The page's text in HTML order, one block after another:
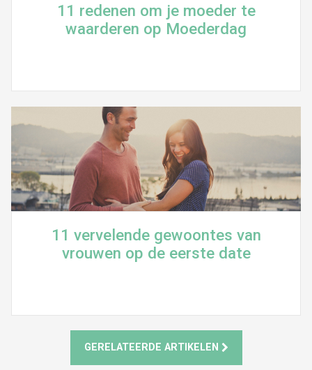
11 redenen om je moeder te
waarderen op Moederdag
11 vervelende gewoontes van
vrouwen op de eerste date
GERELATEERDE ARTIKELEN